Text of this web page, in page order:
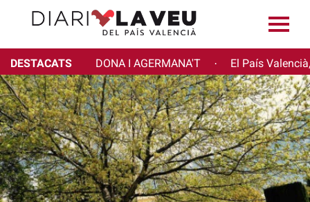
DESTACATS DONA I AGERMANA'T · El País